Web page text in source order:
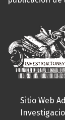
Sitio Web